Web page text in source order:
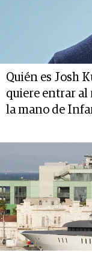
Quién es Josh
quiere entrar al
la mano de